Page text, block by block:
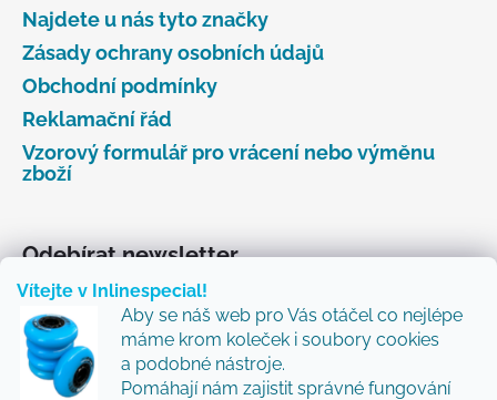
Vítejte v Inlinespecial!
Aby se náš web pro Vás otáčel co nejlépe
máme krom koleček i soubory cookies
a podobné nástroje.
Pomáhají nám zajistit správné fungování
Najdete u nás tyto značky
Zásady ochrany osobních údajů
Obchodní podmínky
Reklamační řád
Vzorový formulář pro vrácení nebo výměnu
zboží
Odebírat newsletter
Vložte svůj e-mail a my vám budeme zasílat informace
o nových produktech na našem e-shopu.
Přidejte se k nám a my Vám budeme zasílat ty nejlepší
novinky a tipy.